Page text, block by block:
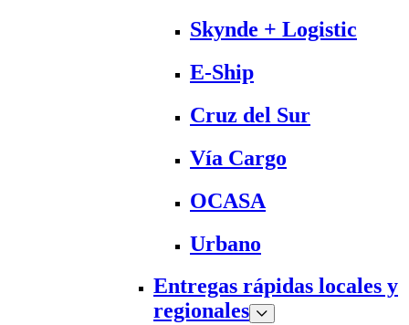
Skynde + Logistic
E-Ship
Cruz del Sur
Vía Cargo
OCASA
Urbano
Entregas rápidas locales y
regionales